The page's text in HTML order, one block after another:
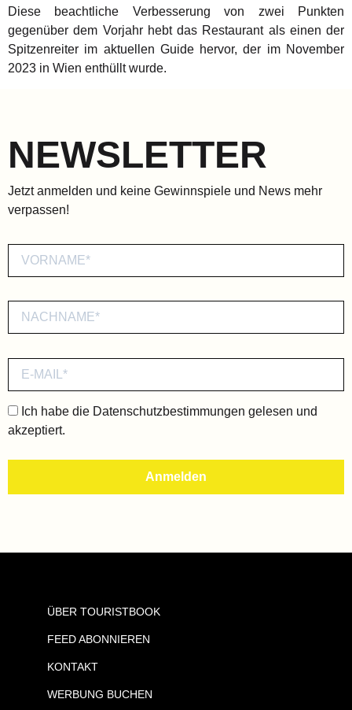
Diese beachtliche Verbesserung von zwei Punkten
gegenüber dem Vorjahr hebt das Restaurant als einen der
Spitzenreiter im aktuellen Guide hervor, der im November
2023 in Wien enthüllt wurde.
NEWSLETTER
Jetzt anmelden und keine Gewinnspiele und News mehr
verpassen!
Ich habe die Datenschutzbestimmungen gelesen und
akzeptiert.
ÜBER TOURISTBOOK
FEED ABONNIEREN
KONTAKT
WERBUNG BUCHEN